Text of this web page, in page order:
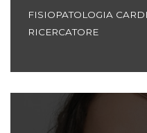
FISIOPATOLOGIA
RICERCATORE